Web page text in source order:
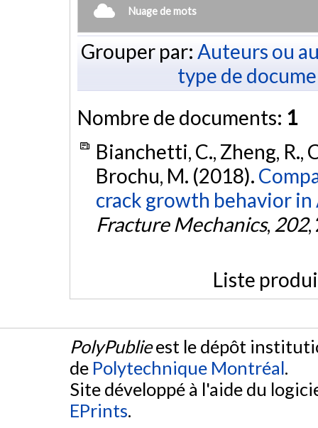
Nuage de mots
Grouper par: Auteurs ou
type de
Nombre de documents: 1
Bianchetti, C., Zheng, R.,
Brochu, M. (2018).
crack growth behavior in
Fracture Mechanics, 202,
Liste
PolyPublieest le dépôt
de Polytechnique Montréal.
Site développé à l'aide du
EPrints.